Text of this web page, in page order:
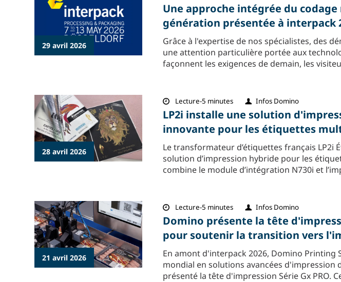
29 avril 2026
Une approche intégrée du codage
génération présentée à interpack
Grâce à l'expertise de nos spécialistes, des
une attention particulière portée aux
façonnent les exigences de demain, les
28 avril 2026
Lecture-5 minutes Infos Domino
LP2i installe une solution
innovante pour les étiquettes
Le transformateur d’étiquettes français LP2i
solution d’impression hybride pour les
combine le module d’intégration N730i et
21 avril 2026
Lecture-5 minutes Infos Domino
Domino présente la tête
pour soutenir la transition vers
En amont d'interpack 2026, Domino Printing
mondial en solutions avancées d'impression
présenté la tête d'impression Série Gx PRO.